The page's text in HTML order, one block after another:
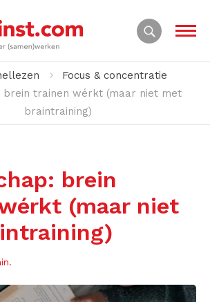
Focus & concentratie
brein trainen wérkt (maar niet met
braintraining)
brein
(maar niet